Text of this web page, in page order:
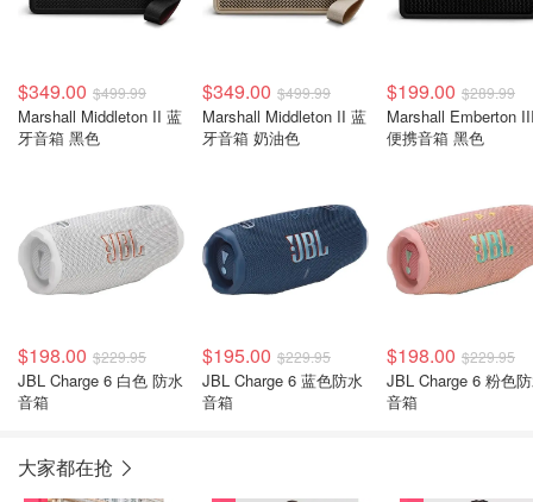
$349.00 $499.99
Marshall Middleton II 蓝
牙音箱 黑色
$349.00 $499.99
Marshall Middleton II 蓝
牙音箱 奶油色
$199.00 $289.99
Marshall Emberton
便携音箱 黑色
$198.00 $229.95
JBL Charge 6 白色 防水
音箱
$195.00 $229.95
JBL Charge 6 蓝色防水
音箱
$198.00 $229.95
JBL Charge 6 粉色
音箱
大家都在抢